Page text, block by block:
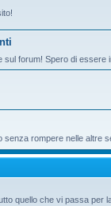
forum! Spero di
senza rompere nelle altre
quello che vi passa per